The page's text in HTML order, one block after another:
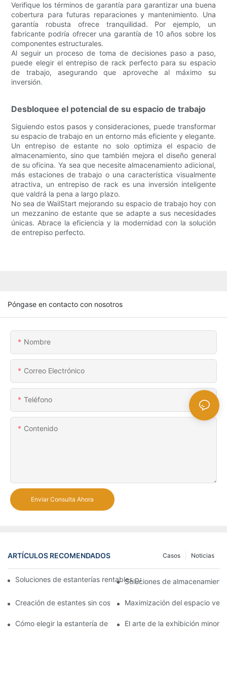
Verifique los términos de garantía para garantizar una buena
cobertura para futuras reparaciones y mantenimiento. Una
garantía robusta ofrece tranquilidad. Por ejemplo, un
fabricante podría ofrecer una garantía de 10 años sobre los
componentes estructurales.
Al seguir un proceso de toma de decisiones paso a paso,
puede elegir el entrepiso de rack perfecto para su espacio
de trabajo, asegurando que aproveche al máximo su
inversión.
Desbloquee el potencial de su espacio de trabajo
Siguiendo estos pasos y consideraciones, puede transformar
su espacio de trabajo en un entorno más eficiente y elegante.
Un entrepiso de estante no solo optimiza el espacio de
almacenamiento, sino que también mejora el diseño general
de su oficina. Ya sea que necesite almacenamiento adicional,
más estaciones de trabajo o una característica visualmente
atractiva, un entrepiso de rack es una inversión inteligente
que valdrá la pena a largo plazo.
No sea de WailStart mejorando su espacio de trabajo hoy con
un mezzanino de estante que se adapte a sus necesidades
únicas. Abrace la eficiencia y la modernidad con la solución
de entrepiso perfecto.
Póngase en contacto con nosotros
Nombre
Correo Electrónico
Teléfono
Contenido
Enviar Consulta Ahora
ARTÍCULOS RECOMENDADOS Noticias
Casos
Soluciones de estanterías rentables para supermercados: un
Soluciones de
Creación de estantes sin costuras: consejos de diseño de
Maximización del espacio
Cómo elegir la estantería de góndola adecuada para su tienda
El arte de la exhibición